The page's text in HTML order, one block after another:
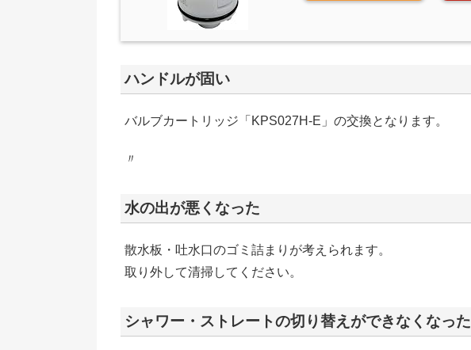
ハンドルが固い
バルブカートリッジ「KPS027H-E」の交換となります。
〃
水の出が悪くなった
散水板・吐水口のゴミ詰まりが考えられます。
取り外して清掃してください。
シャワー・ストレートの切り替えができなくなった